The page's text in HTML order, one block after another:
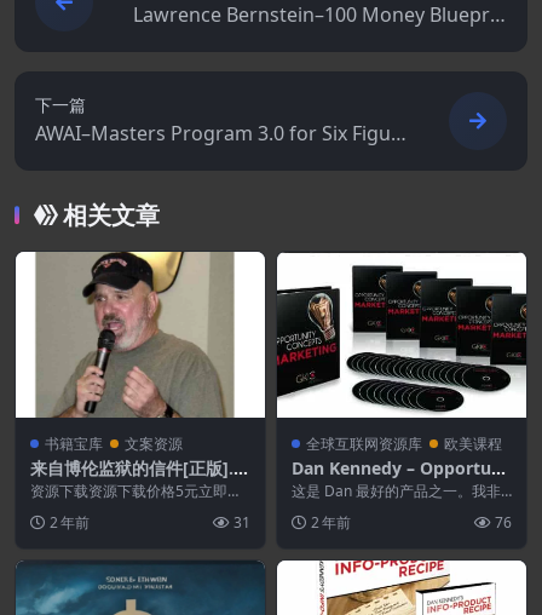
Lawrence Bernstein–100 Money Blueprin
下一篇
AWAI–Masters Program 3.0 for Six Figure
相关文章
书籍宝库 文案资源
来自博伦监狱的信件[正版].P
DF
资源下载资源下载价格5元立即购
2 年前 31
全球互联网资源库 欧美课程
Dan Kennedy – Opportuni
ty Marketing Concepts[1
0.3G机会营销概念]
这是 Dan 最好的产品之一。我非
上的范围更广一些...
2 年前 76